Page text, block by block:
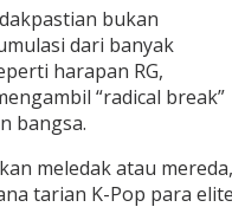
bukan
dari banyak
harapan RG,
“radical break”
bangsa.
meledak atau mereda,
tarian K-Pop para